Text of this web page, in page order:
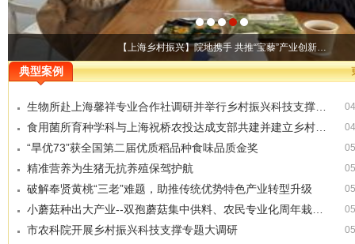
【上海乡村振兴】院地携手 共推“宝藜”产业创新…
典型案例
生物所赴上海馨祥专业合作社调研并举行乡村振兴科技支撑…
食用菌所育种学科与上海祝桥农投达成支部共建并建立乡村…
“旱优73”获全国第二届优质稻品种食味品质金奖
精准营养为生猪无抗养殖保驾护航
破解奉贤黄桃“三老”难题，助推传统优势特色产业转型升级
小蘑菇种出大产业--双孢蘑菇集中供料、农民专业化周年栽…
市农科院开展乡村振兴科技支撑专题大调研